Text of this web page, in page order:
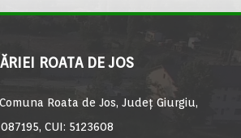
ROATA DE JOS
Roata de Jos, Județ Giurgiu,
CUI: 5123608